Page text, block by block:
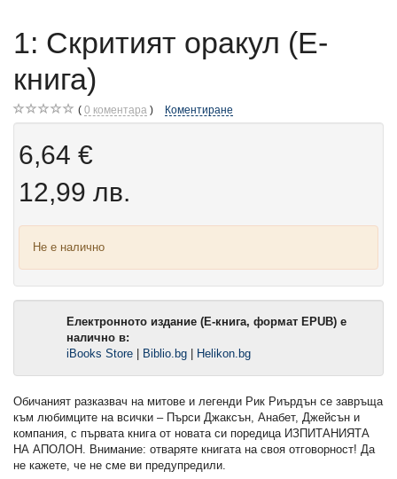
1: Скритият оракул (Е-
книга)
0 коментара Коментиране
6,64 €
12,99 лв.
Не е налично
Електронното издание (Е-книга, формат EPUB) е
налично в:
iBooks Store
Biblio.bg Helikon.bg
Обичаният разказвач на митове и легенди Рик Риърдън се завръща
към любимците на всички – Пърси Джаксън, Анабет, Джейсън и
компания, с първата книга от новата си поредица ИЗПИТАНИЯТА
НА АПОЛОН. Внимание: отваряте книгата на своя отговорност! Да
не кажете, че не сме ви предупредили.